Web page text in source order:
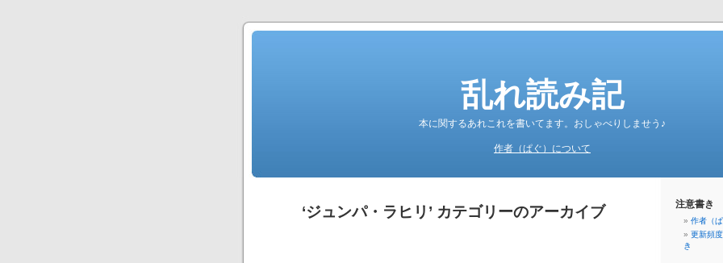
乱れ読み記
本に関するあれこれを書いてます。おしゃべりしませう♪
作者（ぱぐ）について
‘ジュンパ・ラヒリ’ カテゴリーのアーカイブ 注意書き
作者（
更新頻
き